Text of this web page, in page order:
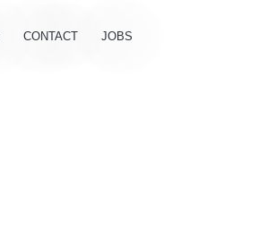
CONTACT JOBS